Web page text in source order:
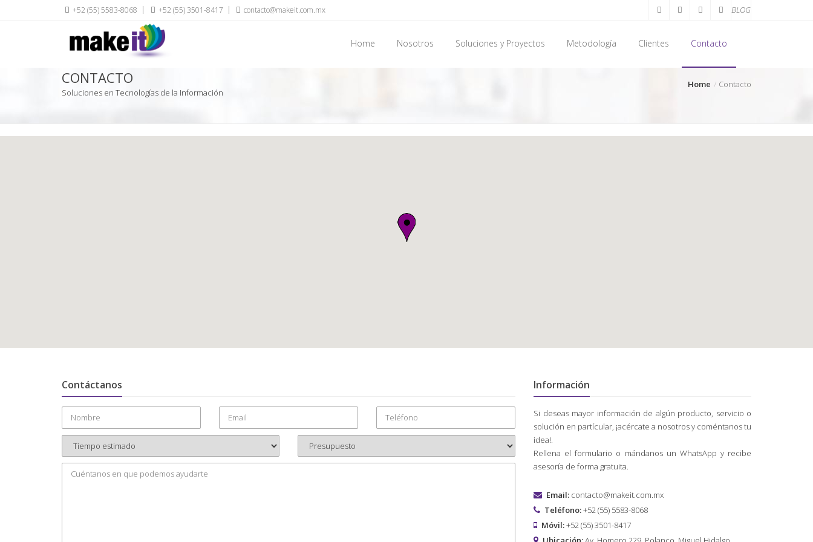
+52 (55) 5583-8068 +52 (55) 3501-8417 contacto@makeit.com.mx BLOG
Home Nosotros Soluciones y Proyectos Metodología Clientes Contacto
CONTACTO
Soluciones en Tecnologías de la Información
Home Contacto
Contáctanos Información
Si deseas mayor información de algún producto, servicio o
solución en partícular, ¡acércate a nosotros y coméntanos tu
idea!.
Rellena el formulario o mándanos un WhatsApp y recibe
asesoría de forma gratuita.
Email: contacto@makeit.com.mx
Teléfono:+52 (55) 5583-8068
Móvil:+52 (55) 3501-8417